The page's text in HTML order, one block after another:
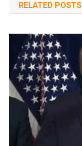
RELATED POSTS